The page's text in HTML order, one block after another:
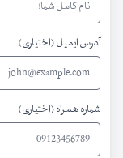
آدرس ایمیل (اختیاری)
شماره همراه (اختیاری)